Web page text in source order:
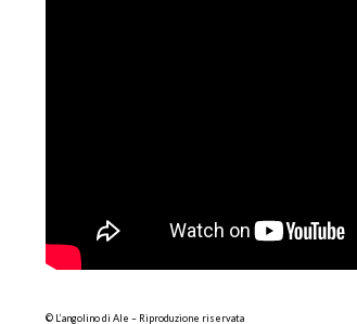
© L’angolino di Ale – Riproduzione riservata